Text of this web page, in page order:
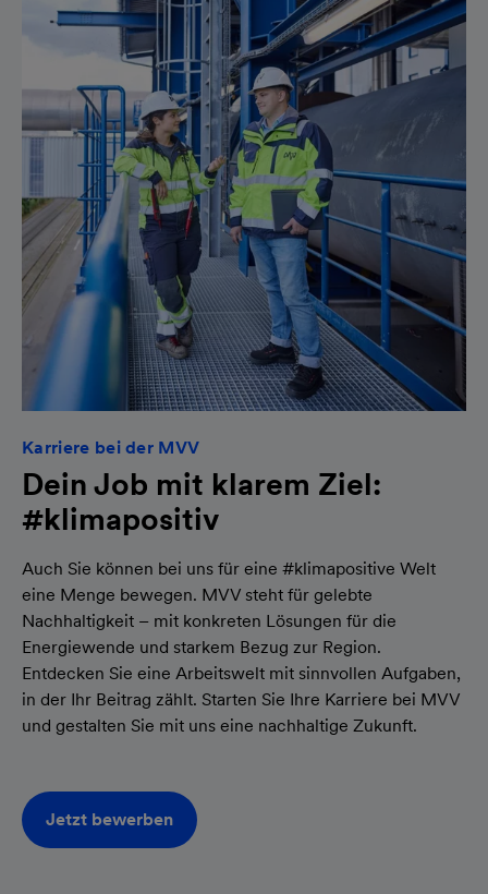
Karriere bei der MVV
Dein Job mit klarem Ziel:
#klimapositiv
Auch Sie können bei uns für eine #klimapositive Welt
eine Menge bewegen. MVV steht für gelebte
Nachhaltigkeit – mit konkreten Lösungen für die
Energiewende und starkem Bezug zur Region.
Entdecken Sie eine Arbeitswelt mit sinnvollen Aufgaben,
in der Ihr Beitrag zählt. Starten Sie Ihre Karriere bei MVV
und gestalten Sie mit uns eine nachhaltige Zukunft.
Jetzt bewerben